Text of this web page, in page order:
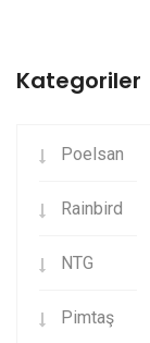
Kategoriler
Poelsan
Rainbird
NTG
Pimtaş